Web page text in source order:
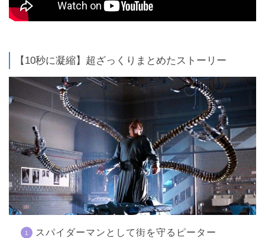
【10秒に凝縮】超ざっくりまとめたストーリー
スパイダーマンとして街を守るピーター